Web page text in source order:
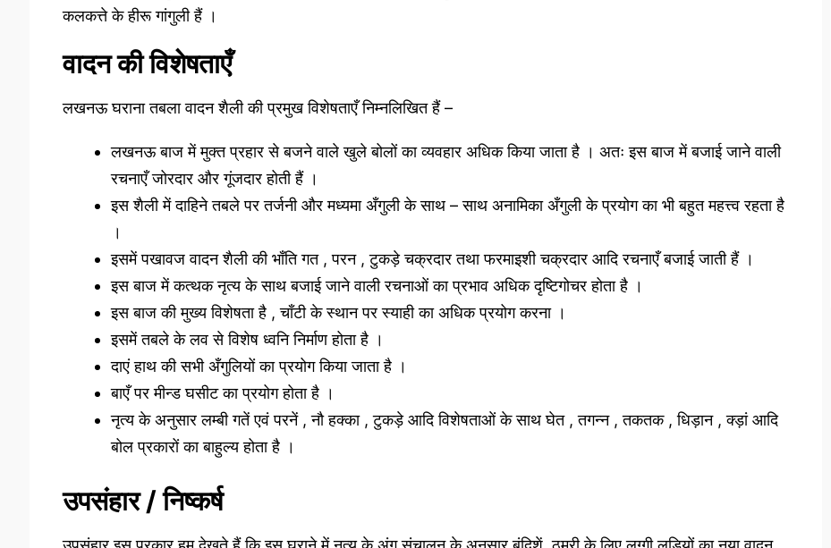
कलकत्ते के हीरू गांगुली हैं ।
वादन की विशेषताएँ
लखनऊ घराना तबला वादन शैली की प्रमुख विशेषताएँ निम्नलिखित हैं –
लखनऊ बाज में मुक्त प्रहार से बजने वाले खुले बोलों का व्यवहार अधिक किया जाता है । अतः इस बाज में बजाई जाने वाली
रचनाएँ जोरदार और गूंजदार होती हैं ।
इस शैली में दाहिने तबले पर तर्जनी और मध्यमा अँगुली के साथ – साथ अनामिका अँगुली के प्रयोग का भी बहुत महत्त्व रहता है
।
इसमें पखावज वादन शैली की भाँति गत , परन , टुकड़े चक्रदार तथा फरमाइशी चक्रदार आदि रचनाएँ बजाई जाती हैं ।
इस बाज में कत्थक नृत्य के साथ बजाई जाने वाली रचनाओं का प्रभाव अधिक दृष्टिगोचर होता है ।
इस बाज की मुख्य विशेषता है , चाँटी के स्थान पर स्याही का अधिक प्रयोग करना ।
इसमें तबले के लव से विशेष ध्वनि निर्माण होता है ।
दाएं हाथ की सभी अँगुलियों का प्रयोग किया जाता है ।
बाएँ पर मीन्ड घसीट का प्रयोग होता है ।
नृत्य के अनुसार लम्बी गतें एवं परनें , नौ हक्का , टुकड़े आदि विशेषताओं के साथ घेत , तगन्न , तकतक , धिड़ान , क्ड़ां आदि
बोल प्रकारों का बाहुल्य होता है ।
उपसंहार / निष्कर्ष